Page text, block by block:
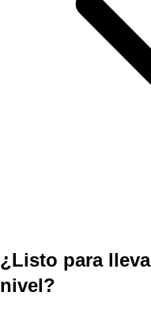
¿Listo para
nivel?